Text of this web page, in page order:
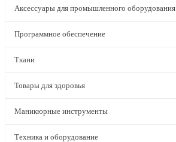
Аксессуары для промышленного оборудования
Программное обеспечение
Ткани
Товары для здоровья
Маникюрные инструменты
Техника и оборудование